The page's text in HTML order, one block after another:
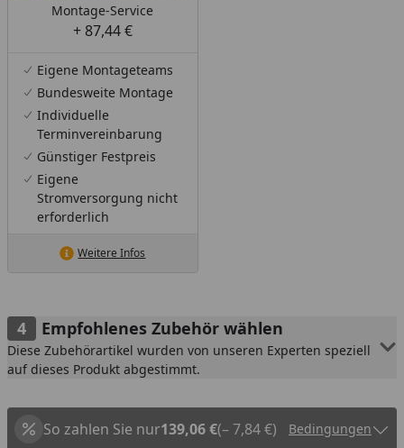
Montage-Service
+ 87,44 €
Eigene Montageteams
Bundesweite Montage
Individuelle
Terminvereinbarung
Günstiger Festpreis
Eigene
Stromversorgung nicht
erforderlich
Weitere Infos
Empfohlenes Zubehör wählen
Diese Zubehörartikel wurden von unseren Experten speziell
auf dieses Produkt abgestimmt.
So zahlen Sie nur139,06 €(– 7,84 €) Bedingungen